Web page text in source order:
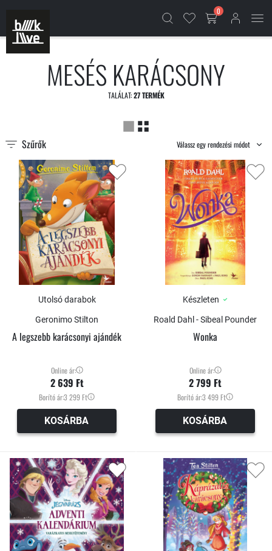
0
MESÉS KARÁCSONY
TALÁLAT:27 TERMÉK
Szűrők Válassz egy rendezési módot
Utolsó darabok
Geronimo Stilton
A legszebb karácsonyi ajándék
Online ár:
2 639 Ft
Borító ár:3 299 Ft
KOSÁRBA
Készleten
Roald Dahl - Sibeal Pounder
Wonka
Online ár:
2 799 Ft
Borító ár:3 499 Ft
KOSÁRBA